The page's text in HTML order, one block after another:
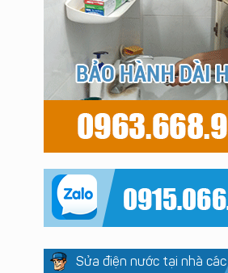
Sửa điện nước tại nhà các